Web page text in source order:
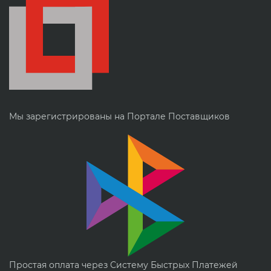
Мы зарегистрированы на Портале Поставщиков
Простая оплата через Систему Быстрых Платежей